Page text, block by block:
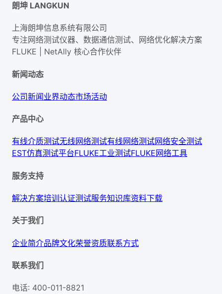
朗坤 LANGKUN
上海朗坤信息系统有限公司
专注网络测试仪器、数据通信测试、网络优化解决方案
FLUKE | NetAlly 核心合作伙伴
新闻动态
公司新闻业界动态市场活动
产品中心
有线介质测试无线网络测试有线网络测试网络安全测试
EST仿真测试平台FLUKE工业测试FLUKE网络工具
服务支持
解决方案培训认证测试服务知识库资料下载
关于我们
企业简介品牌文化荣誉资质联系方式
联系我们
电话: 400-011-8821